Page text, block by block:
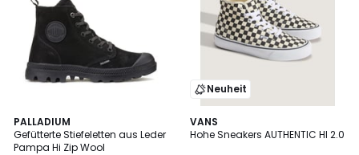
PALLADIUM
Gefütterte Stiefeletten aus Leder
Pampa Hi Zip Wool
4,6
/ 5
Neuheit
VANS
Hohe Sneakers AUTHENTIC HI 2.0
3,9
/ 5